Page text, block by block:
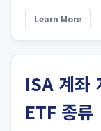
Learn More
ISA 계좌
ETF 종류